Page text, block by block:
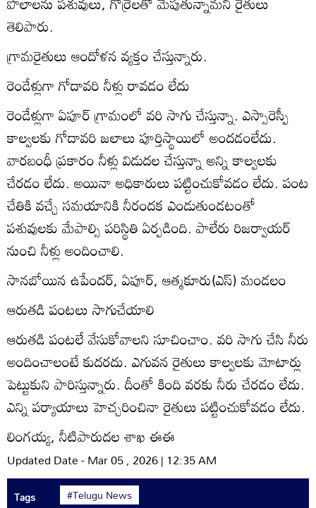
తెలిపారు.
గ్రామరైతులు ఆందోళన వ్యక్తం చేస్తున్నారు.
రెండేళ్లుగా గోదావరి నీళ్లు రావడం లేదు
రెండేళ్లుగా ఏపూర్‌ గ్రామంలో వరి సాగు చేస్తున్నా. ఎస్సారెస్పీ
కాల్వలకు గోదావరి జలాలు పూర్తిస్థాయిలో అందడంలేదు.
వారబంధీ ప్రకారం నీళ్లు విడుదల చేస్తున్నా అన్ని కాల్వలకు
చేరడం లేదు. అయినా అధికారులు పట్టించుకోవడం లేదు. పంట
చేతికి వచ్చే సమయానికి నీరందక ఎండుతుండటంతో
పశువులకు మేపాల్సి పరిస్థితి ఏర్పడింది. పాలేరు రిజర్వాయర్‌
నుంచి నీళ్లు అందించాలి.
సానబోయిన ఉపేందర్‌, ఏపూర్‌, ఆత్మకూరు(ఎస్‌) మండలం
ఆరుతడి పంటలు సాగుచేయాలి
ఆరుతడి పంటలే వేసుకోవాలని సూచించాం. వరి సాగు చేసి నీరు
అందించాలంటే కుదరదు. ఎగువన రైతులు కాల్వలకు మోటార్లు
పెట్టుకుని పారిస్తున్నారు. దీంతో కింది వరకు నీరు చేరడం లేదు.
ఎన్ని పర్యాయాలు హెచ్చరించినా రైతులు పట్టించుకోవడం లేదు.
లింగయ్య, నీటిపారుదల శాఖ ఈఈ
Updated Date - Mar 05 , 2026 | 12:35 AM
Tags #Telugu News